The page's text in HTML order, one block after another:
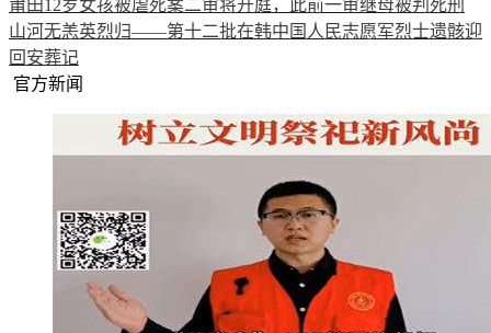
莆田12岁女孩被虐死案二审将开庭，此前一审继母被判死刑
山河无恙英烈归——第十二批在韩中国人民志愿军烈士遗骸迎
回安葬记
官方新闻